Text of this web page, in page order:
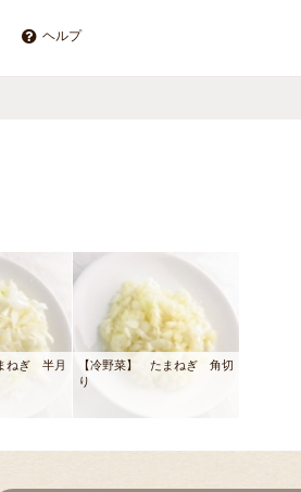
ヘルプ
ねぎ 半月
【冷野菜】 たまねぎ 角切
り